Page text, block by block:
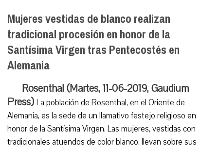
Mujeres vestidas de blanco realizan
tradicional procesión en honor de la
Santísima Virgen tras Pentecostés en
Alemania
Rosenthal (Martes, 11-06-2019, Gaudium
Press) La población de Rosenthal, en el Oriente de
Alemania, es la sede de un llamativo festejo religioso en
honor de la Santísima Virgen. Las mujeres, vestidas con
tradicionales atuendos de color blanco, llevan sobre sus